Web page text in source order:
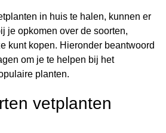
in huis te halen, kunnen er
je opkomen over de soorten,
kunt kopen. Hieronder beantwoord
om je te helpen bij het
planten.
vetplanten